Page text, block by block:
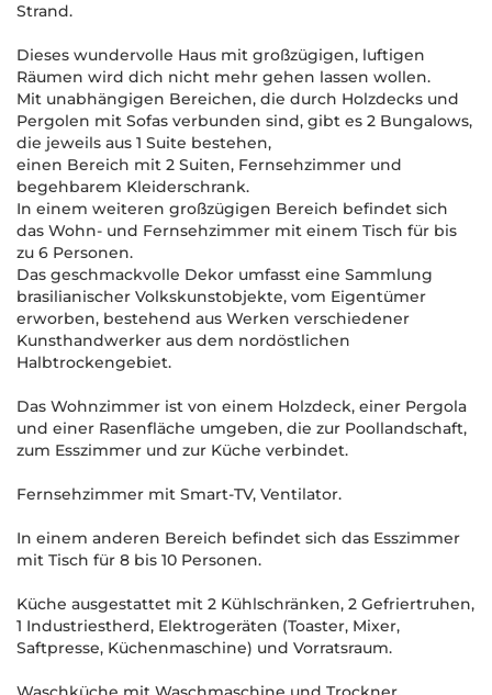
Strand.
Dieses wundervolle Haus mit großzügigen, luftigen
Räumen wird dich nicht mehr gehen lassen wollen.
Mit unabhängigen Bereichen, die durch Holzdecks und
Pergolen mit Sofas verbunden sind, gibt es 2 Bungalows,
die jeweils aus 1 Suite bestehen,
einen Bereich mit 2 Suiten, Fernsehzimmer und
begehbarem Kleiderschrank.
In einem weiteren großzügigen Bereich befindet sich
das Wohn- und Fernsehzimmer mit einem Tisch für bis
zu 6 Personen.
Das geschmackvolle Dekor umfasst eine Sammlung
brasilianischer Volkskunstobjekte, vom Eigentümer
erworben, bestehend aus Werken verschiedener
Kunsthandwerker aus dem nordöstlichen
Halbtrockengebiet.
Das Wohnzimmer ist von einem Holzdeck, einer Pergola
und einer Rasenfläche umgeben, die zur Poollandschaft,
zum Esszimmer und zur Küche verbindet.
Fernsehzimmer mit Smart-TV, Ventilator.
In einem anderen Bereich befindet sich das Esszimmer
mit Tisch für 8 bis 10 Personen.
Küche ausgestattet mit 2 Kühlschränken, 2 Gefriertruhen,
1 Industriestherd, Elektrogeräten (Toaster, Mixer,
Saftpresse, Küchenmaschine) und Vorratsraum.